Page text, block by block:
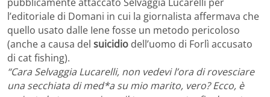
l’editoriale di Domani in cui la giornalista affermava che
quello usato dalle Iene fosse un metodo pericoloso
(anche a causa del suicidio dell’uomo di Forlì accusato
di cat fishing).
“Cara Selvaggia Lucarelli, non vedevi l’ora di rovesciare
una secchiata di med*a su mio marito, vero? Ecco, è